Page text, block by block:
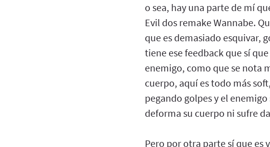
o sea, hay una parte de mí
Evil dos remake Wannabe.
que es demasiado esquivar,
tiene ese feedback que sí
enemigo, como que se nota
cuerpo, aquí es todo más
pegando golpes y el
deforma su cuerpo ni sufre
Pero por otra parte sí que